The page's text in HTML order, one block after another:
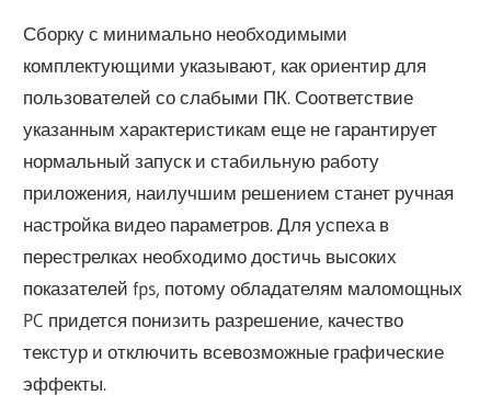
Сборку с минимально необходимыми
комплектующими указывают, как ориентир для
пользователей со слабыми ПК. Соответствие
указанным характеристикам еще не гарантирует
нормальный запуск и стабильную работу
приложения, наилучшим решением станет ручная
настройка видео параметров. Для успеха в
перестрелках необходимо достичь высоких
показателей fps, потому обладателям маломощных
PC придется понизить разрешение, качество
текстур и отключить всевозможные графические
эффекты.